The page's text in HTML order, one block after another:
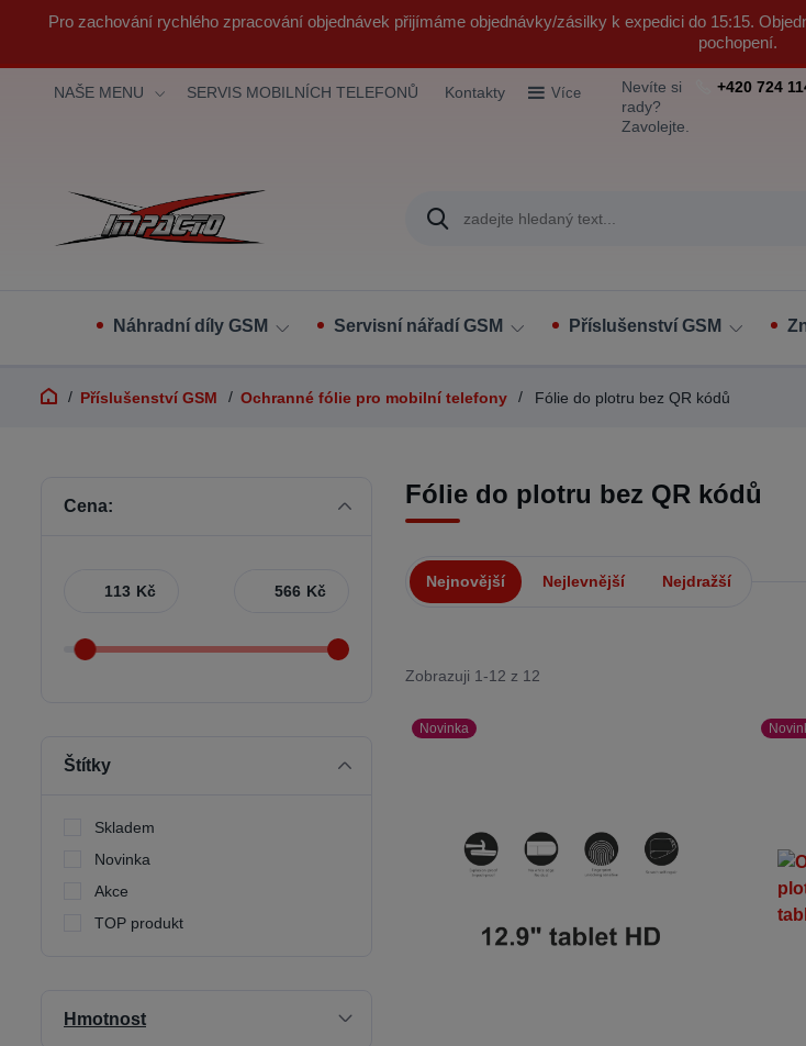
Pro zachování rychlého zpracování objednávek přijímáme objednávky/zásilky k expedici do 15:15.
pochopení.
NAŠE MENU SERVIS MOBILNÍCH TELEFONŮ Kontakty Více
Nevíte si
rady?
Zavolejte.
+420 724
Náhradní díly GSM Servisní nářadí GSM Příslušenství GSM
Příslušenství GSM Ochranné fólie pro mobilní telefony Fólie do plotru bez QR kódů
Fólie do plotru bez QR kódů
Nejnovější Nejlevnější Nejdražší
Zobrazuji 1-12 z 12
Novinka
Cena:
Kč Kč
Štítky
Skladem
Novinka
Akce
TOP produkt
Hmotnost